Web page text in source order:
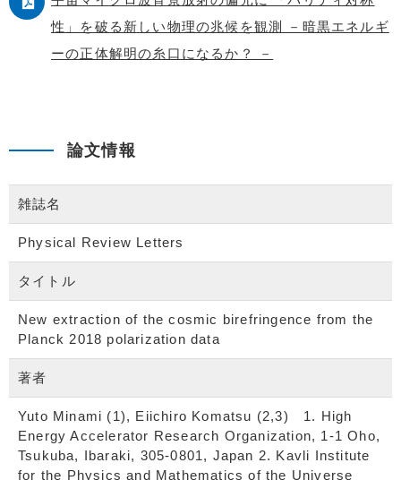
性」を破る新しい物理の兆候を観測 －暗黒エネルギ
ーの正体解明の糸口になるか？ －
論文情報
雑誌名
Physical Review Letters
タイトル
New extraction of the cosmic birefringence from the
Planck 2018 polarization data
著者
Yuto Minami (1), Eiichiro Komatsu (2,3) 1. High
Energy Accelerator Research Organization, 1-1 Oho,
Tsukuba, Ibaraki, 305-0801, Japan 2. Kavli Institute
for the Physics and Mathematics of the Universe